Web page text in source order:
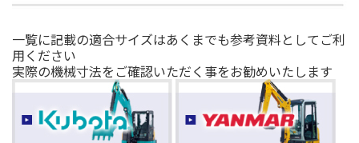
一覧に記載の適合サイズはあくまでも参考資料としてご利
用ください
実際の機械寸法をご確認いただく事をお勧めいたします